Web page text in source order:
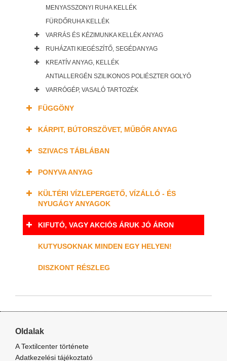
MENYASSZONYI RUHA KELLÉK
FÜRDŐRUHA KELLÉK
VARRÁS ÉS KÉZIMUNKA KELLÉK ANYAG
RUHÁZATI KIEGÉSZÍTŐ, SEGÉDANYAG
KREATÍV ANYAG, KELLÉK
ANTIALLERGÉN SZILIKONOS POLIÉSZTER GOLYÓ
VARRÓGÉP, VASALÓ TARTOZÉK
FÜGGÖNY
KÁRPIT, BÚTORSZÖVET, MŰBŐR ANYAG
SZIVACS TÁBLÁBAN
PONYVA ANYAG
KÜLTÉRI VÍZLEPERGETŐ, VÍZÁLLÓ - ÉS
NYUGÁGY ANYAGOK
KIFUTÓ, VAGY AKCIÓS ÁRUK JÓ ÁRON
KUTYUSOKNAK MINDEN EGY HELYEN!
DISZKONT RÉSZLEG
Oldalak
A Textilcenter története
Adatkezelési tájékoztató